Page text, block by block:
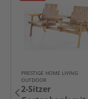
PRESTIGE HOME LIVING
OUTDOOR
2-Sitzer